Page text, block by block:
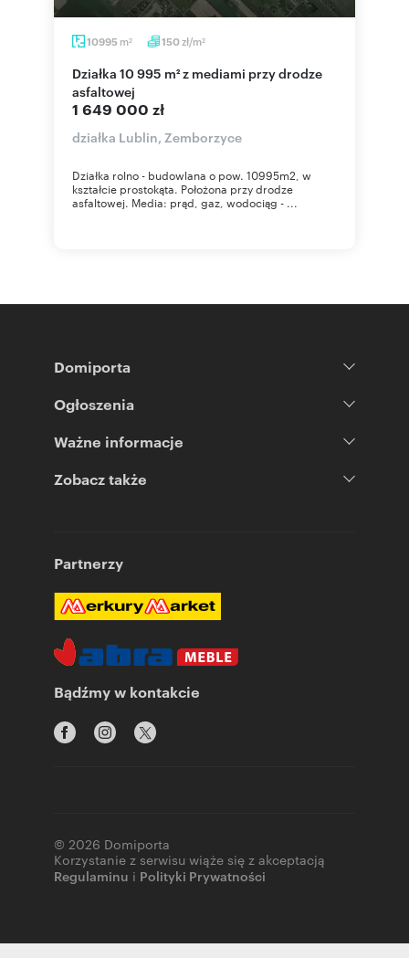
10995 m2 150zł/m2
Działka 10 995 m² z mediami przy drodze
asfaltowej
1 649 000 zł
działka Lublin, Zemborzyce
Działka rolno - budowlana o pow. 10995m2, w
kształcie prostokąta. Położona przy drodze
asfaltowej. Media: prąd, gaz, wodociąg - ...
Domiporta
Ogłoszenia
Ważne informacje
Zobacz także
Partnerzy
Bądźmy w kontakcie
© 2026 Domiporta
Korzystanie z serwisu wiąże się z akceptacją
Regulaminu i Polityki Prywatności